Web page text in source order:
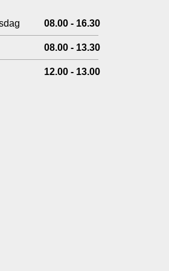
08.00 - 16.30
08.00 - 13.30
12.00 - 13.00